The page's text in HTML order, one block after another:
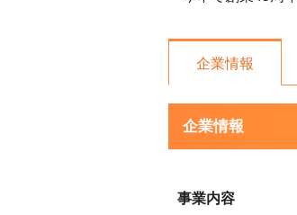
企業情報
企業情報
事業内容